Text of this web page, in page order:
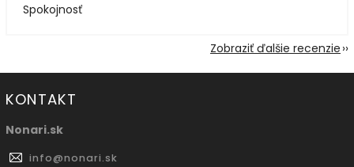
Spokojnosť
Zobraziť ďalšie recenzie
KONTAKT
Nonari.sk
info@nonari.sk